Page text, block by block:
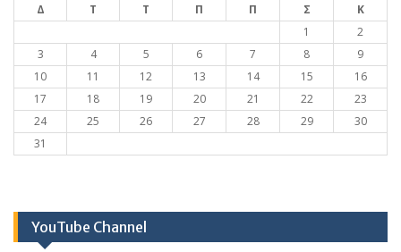
Δ Τ Τ Π Π Σ
Κ
1
2
3
4 5 6 7 8
9
10
11 12 13 14 15
16
17
18 19 20 21 22
23
24
25 26 27 28 29
30
31
YouTube Channel